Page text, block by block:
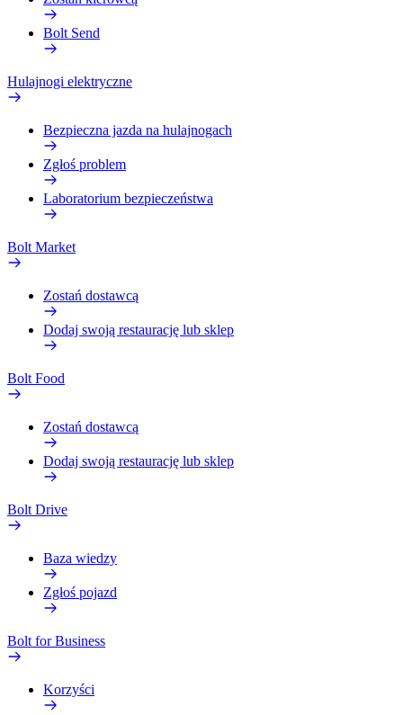
Bolt Send
Hulajnogi elektryczne
Bezpieczna jazda na hulajnogach
Zgłoś problem
Laboratorium bezpieczeństwa
Bolt Market
Zostań dostawcą
Dodaj swoją restaurację lub sklep
Bolt Food
Zostań dostawcą
Dodaj swoją restaurację lub sklep
Bolt Drive
Baza wiedzy
Zgłoś pojazd
Bolt for Business
Korzyści